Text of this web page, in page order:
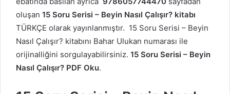
oluşan 15 Soru Serisi – Beyin Nasıl Çalışır? kitabı
TÜRKÇE olarak yayınlanmıştır. 15 Soru Serisi – Beyin
Nasıl Çalışır? kitabını Bahar Ulukan numarası ile
orijinalliğini sorgulayabilirsiniz. 15 Soru Serisi – Beyin
Nasıl Çalışır? PDF Oku.